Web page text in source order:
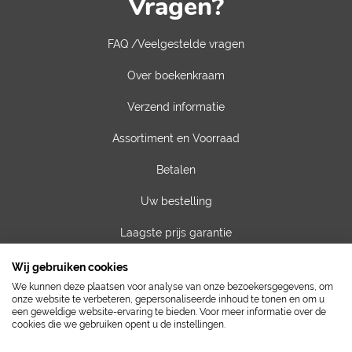
Vragen?
FAQ /Veelgestelde vragen
Over boekenkraam
Verzend informatie
Assortiment en Voorraad
Betalen
Uw bestelling
Laagste prijs garantie
Privacy van gegevens
Algemene voorwaarden
Contact
Wij gebruiken cookies
We kunnen deze plaatsen voor analyse van onze bezoekersgegevens, om
onze website te verbeteren, gepersonaliseerde inhoud te tonen en om u
een geweldige website-ervaring te bieden. Voor meer informatie over de
cookies die we gebruiken opent u de instellingen.